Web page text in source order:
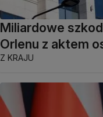
Miliardowe
Orlenu z aktem
Z KRAJU